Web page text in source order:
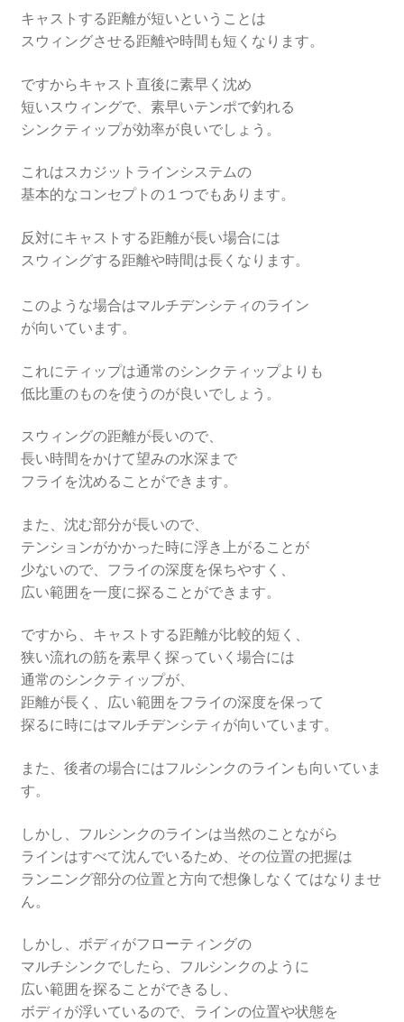
キャストする距離が短いということは
スウィングさせる距離や時間も短くなります。
ですからキャスト直後に素早く沈め
短いスウィングで、素早いテンポで釣れる
シンクティップが効率が良いでしょう。
これはスカジットラインシステムの
基本的なコンセプトの１つでもあります。
反対にキャストする距離が長い場合には
スウィングする距離や時間は長くなります。
このような場合はマルチデンシティのライン
が向いています。
これにティップは通常のシンクティップよりも
低比重のものを使うのが良いでしょう。
スウィングの距離が長いので、
長い時間をかけて望みの水深まで
フライを沈めることができます。
また、沈む部分が長いので、
テンションがかかった時に浮き上がることが
少ないので、フライの深度を保ちやすく、
広い範囲を一度に探ることができます。
ですから、キャストする距離が比較的短く、
狭い流れの筋を素早く探っていく場合には
通常のシンクティップが、
距離が長く、広い範囲をフライの深度を保って
探るに時にはマルチデンシティが向いています。
また、後者の場合にはフルシンクのラインも向いていま
す。
しかし、フルシンクのラインは当然のことながら
ラインはすべて沈んでいるため、その位置の把握は
ランニング部分の位置と方向で想像しなくてはなりませ
ん。
しかし、ボディがフローティングの
マルチシンクでしたら、フルシンクのように
広い範囲を探ることができるし、
ボディが浮いているので、ラインの位置や状態を